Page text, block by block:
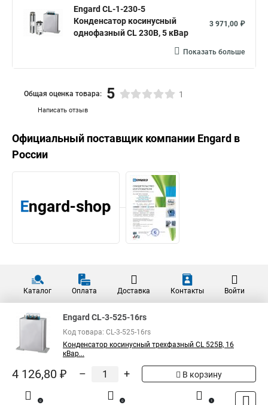
Engard CL-1-230-5
Конденсатор косинусный
однофазный CL 230В, 5 кВар
3 971,00 ₽
Показать больше
Написать отзыв
Общая оценка товара: 5 1
Официальный поставщик компании Engard в
России
Каталог Оплата Доставка Контакты Войти
Engard CL-3-525-16rs
Код товара: CL-3-525-16rs
Конденсатор косинусный трехфазный CL 525В, 16
кВар...
4 126,80 ₽ – + В корзину
0 0 1